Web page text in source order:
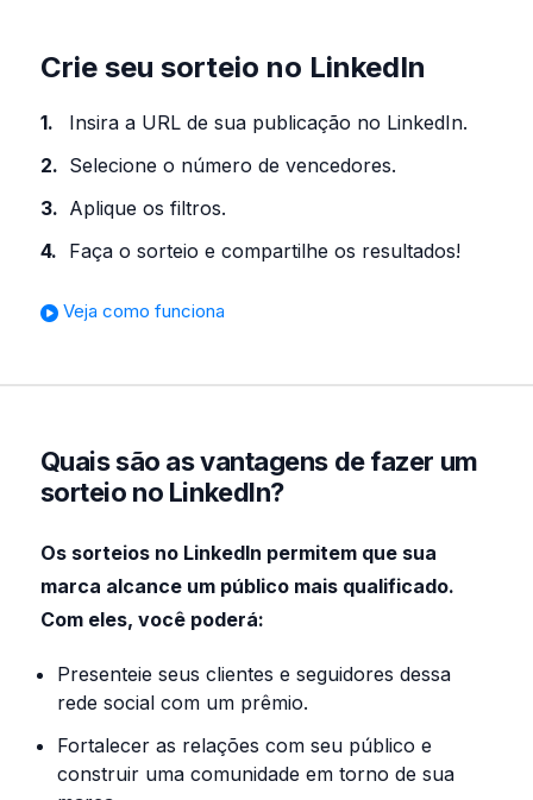
Crie seu sorteio no LinkedIn
Insira a URL de sua publicação no LinkedIn.
Selecione o número de vencedores.
Aplique os filtros.
Faça o sorteio e compartilhe os resultados!
Veja como funciona
Quais são as vantagens de fazer um
sorteio no LinkedIn?
Os sorteios no LinkedIn permitem que sua
marca alcance um público mais qualificado.
Com eles, você poderá:
Presenteie seus clientes e seguidores dessa
rede social com um prêmio.
Fortalecer as relações com seu público e
construir uma comunidade em torno de sua